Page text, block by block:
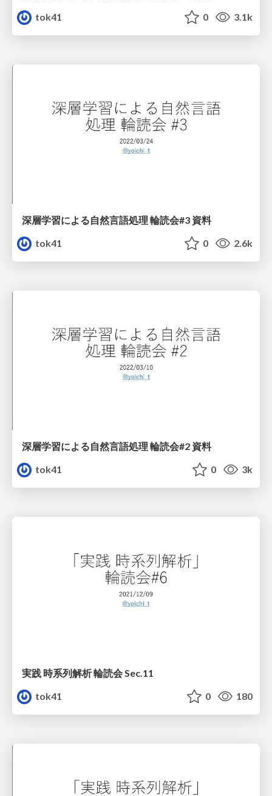
tok41
0 3.1k
深層学習による自然言語処理 輪読会#3 資料
tok41
0 2.6k
深層学習による自然言語処理 輪読会#2 資料
tok41
0 3k
実践 時系列解析 輪読会 Sec.11
tok41
0 180